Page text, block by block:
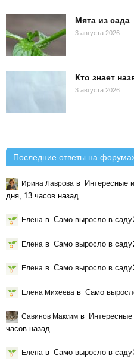
Мята из сада
3 августа 2026
Кто знает
3 августа 2026
Последние ответы на
Ирина Лаврова в Интересные
дня, 13 часов назад
Елена в Само выросло в саду
Елена в Само выросло в саду
Елена в Само выросло в саду
Елена Михеева в Само
Савинов Максим в
часов назад
Елена в Само выросло в саду